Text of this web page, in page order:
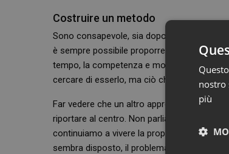
Costruire un metodo
Sono consapevole, sia dopo aver lavorato
è sempre possibile proporre tutto nella
tempo, la competenza e molto altro. E va
cercare di esserlo, ma ciò che mi preme
Far vedere che un altro approccio è
riportare al centro. Non parliamo di slogan
continuiamo a vivere la proposta come
sembra disposto, il problema non si
nostro
più